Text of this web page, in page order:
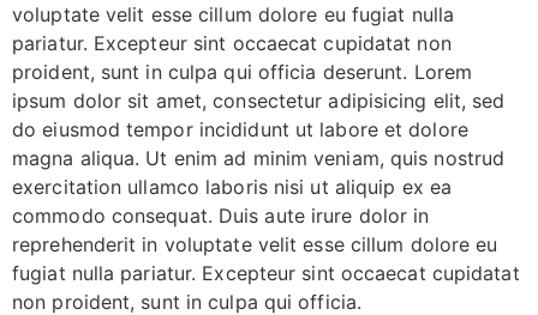
voluptate velit esse cillum dolore eu fugiat nulla
pariatur. Excepteur sint occaecat cupidatat non
proident, sunt in culpa qui officia deserunt. Lorem
ipsum dolor sit amet, consectetur adipisicing elit, sed
do eiusmod tempor incididunt ut labore et dolore
magna aliqua. Ut enim ad minim veniam, quis nostrud
exercitation ullamco laboris nisi ut aliquip ex ea
commodo consequat. Duis aute irure dolor in
reprehenderit in voluptate velit esse cillum dolore eu
fugiat nulla pariatur. Excepteur sint occaecat cupidatat
non proident, sunt in culpa qui officia.